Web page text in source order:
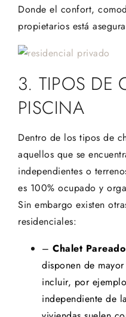
Donde el confort,
propietarios está
3. TIPOS DE
PISCINA
Dentro de los tipos de
aquellos que se
independientes o
es 100% ocupado y
Sin embargo existen
residenciales:
– Chalet Pareado
disponen de
incluir, por
independiente de